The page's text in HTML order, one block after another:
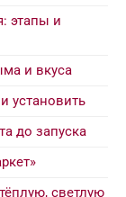
этапы и
и вкуса
установить
до запуска
светлую